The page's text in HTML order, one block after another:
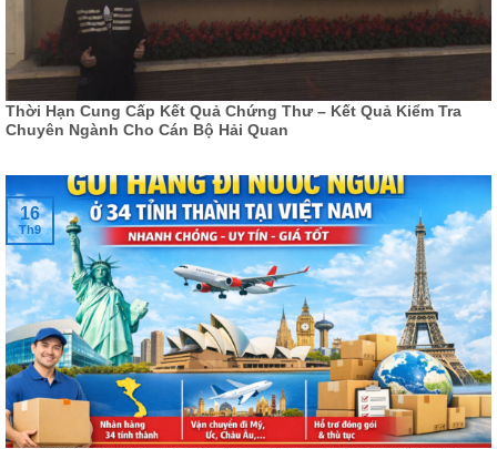
Thời Hạn Cung Cấp Kết Quả Chứng Thư – Kết Quả Kiểm Tra
Chuyên Ngành Cho Cán Bộ Hải Quan
16
Th9